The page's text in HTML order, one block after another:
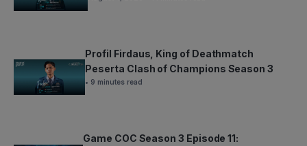
Profil Firdaus, King of Deathmatch
Peserta Clash of Champions Season 3
• 9 minutes read
Game COC Season 3 Episode 11: